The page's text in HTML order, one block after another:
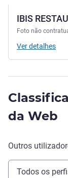
IBIS
Foto não
Ver detalhes
da Web
Outros
Todos os